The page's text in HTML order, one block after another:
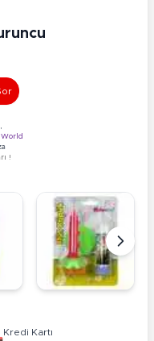
World
!
Kredi Kartı